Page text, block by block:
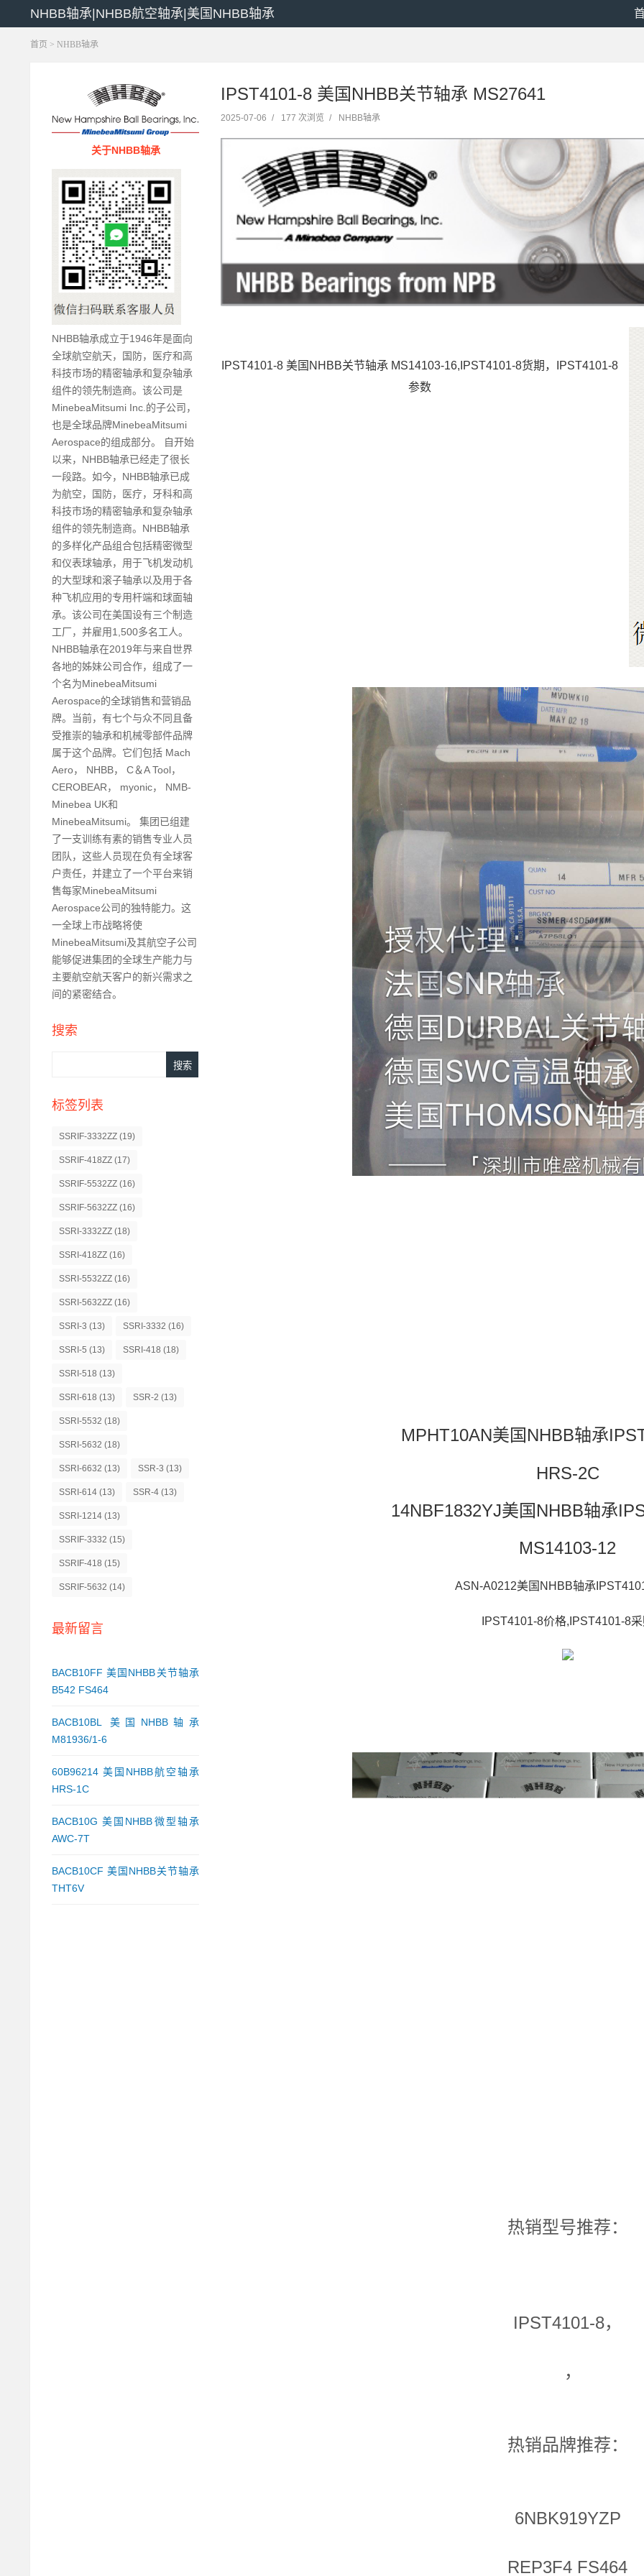
NHBB轴承|NHBB航空轴承|美国NHBB轴承
首页 > NHBB轴承
关于NHBB轴承
NHBB轴承成立于1946年是面向
全球航空航天，国防，医疗和高
科技市场的精密轴承和复杂轴承
组件的领先制造商。该公司是
MinebeaMitsumi Inc.的子公司，
也是全球品牌MinebeaMitsumi
Aerospace的组成部分。 自开始
以来，NHBB轴承已经走了很长
一段路。如今，NHBB轴承已成
为航空，国防，医疗，牙科和高
科技市场的精密轴承和复杂轴承
组件的领先制造商。NHBB轴承
的多样化产品组合包括精密微型
和仪表球轴承，用于飞机发动机
的大型球和滚子轴承以及用于各
种飞机应用的专用杆端和球面轴
承。该公司在美国设有三个制造
工厂，并雇用1,500多名工人。
NHBB轴承在2019年与来自世界
各地的姊妹公司合作，组成了一
个名为MinebeaMitsumi
Aerospace的全球销售和营销品
牌。当前，有七个与众不同且备
受推崇的轴承和机械零部件品牌
属于这个品牌。它们包括 Mach
Aero， NHBB， C＆A Tool，
CEROBEAR， myonic， NMB-
Minebea UK和
MinebeaMitsumi。 集团已组建
了一支训练有素的销售专业人员
团队，这些人员现在负有全球客
户责任，并建立了一个平台来销
售每家MinebeaMitsumi
Aerospace公司的独特能力。这
一全球上市战略将使
MinebeaMitsumi及其航空子公司
能够促进集团的全球生产能力与
主要航空航天客户的新兴需求之
间的紧密结合。
搜索
标签列表
SSRIF-3332ZZ (19)
SSRIF-418ZZ (17)
SSRIF-5532ZZ (16)
SSRIF-5632ZZ (16)
SSRI-3332ZZ (18)
SSRI-418ZZ (16)
SSRI-5532ZZ (16)
SSRI-5632ZZ (16)
SSRI-3 (13) SSRI-3332 (16)
SSRI-5 (13) SSRI-418 (18)
SSRI-518 (13)
SSRI-618 (13) SSR-2 (13)
SSRI-5532 (18)
SSRI-5632 (18)
SSRI-6632 (13) SSR-3 (13)
SSRI-614 (13) SSR-4 (13)
SSRI-1214 (13)
SSRIF-3332 (15)
SSRIF-418 (15)
SSRIF-5632 (14)
最新留言
BACB10FF 美国NHBB关节轴承
B542 FS464
BACB10BL 美国NHBB轴承
M81936/1-6
60B96214 美国NHBB航空轴承
HRS-1C
BACB10G 美国NHBB微型轴承
AWC-7T
BACB10CF 美国NHBB关节轴承
THT6V
IPST4101-8 美国NHBB关节轴承 MS27641
2025-07-06 / 177 次浏览 / NHBB轴承
IPST4101-8 美国NHBB关节轴承 MS14103-16,IPST4101-8货期，IPST4101-8
参数
MPHT10AN美国NHBB轴承
HRS-2C
14NBF1832YJ美国NHBB轴承
MS14103-12
ASN-A0212美国NHBB轴承
IPST4101-8价格,IPST4101-8
热销型号推荐：
IPST4101-8，
，
热销品牌推荐：
6NBK919YZP
REP3F4 FS464